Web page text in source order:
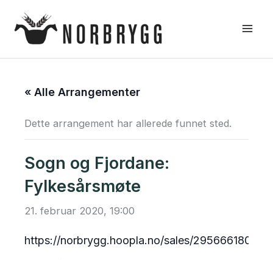
rett
« Alle Arrangementer
Dette arrangement har allerede funnet sted.
Sogn og Fjordane:
Fylkesårsmøte
21. februar 2020, 19:00
https://norbrygg.hoopla.no/sales/2956661806